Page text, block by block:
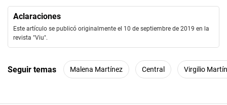
u
e
s
,
e
Aclaraciones
Este artículo se publicó originalmente el 10 de septiembre de 2019 en la
revista "Viu".
Seguir temas Malena Martínez Central Virgilio